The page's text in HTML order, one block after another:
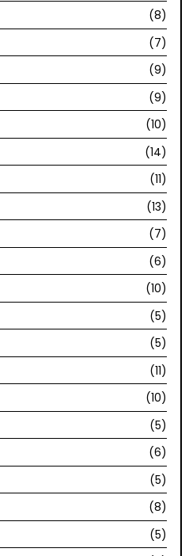
(8)
(7)
(9)
(9)
(10)
(14)
(11)
(13)
(7)
(6)
(10)
(5)
(5)
(11)
(10)
(5)
(6)
(5)
(8)
(5)